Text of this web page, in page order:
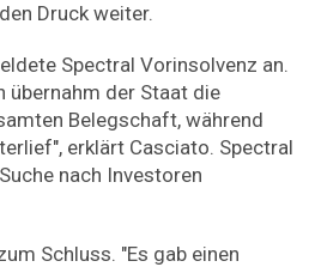
Druck weiter.
Spectral Vorinsolvenz an.
übernahm der Staat die
Belegschaft, während
erklärt Casciato. Spectral
nach Investoren
Schluss. "Es gab einen